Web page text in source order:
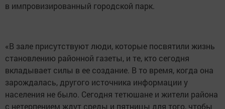
в импровизированный городской парк.
«В зале присутствуют люди, которые посвятили жизнь
становлению районной газеты, и те, кто сегодня
вкладывает силы в ее создание. В то время, когда она
зарождалась, другого источника информации у
населения не было. Сегодня тетюшане и жители района
с нетерпением ждут среды и пятницы для того, чтобы